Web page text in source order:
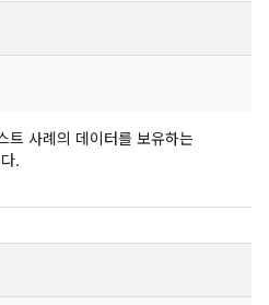
트 사례의 데이터를 보유하는
.